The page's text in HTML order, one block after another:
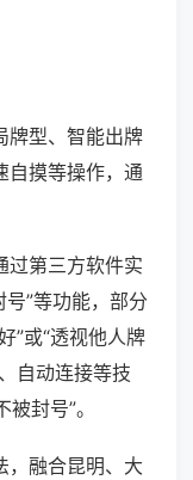
牌型、智能出牌
自摸等操作，通
过第三方软件实
号”等功能，部分
”或“透视他人牌
自动连接等技
封号”。
，融合昆明、大